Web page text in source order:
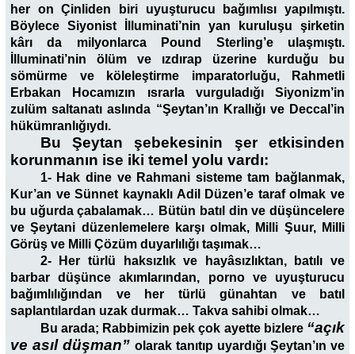
her on Çinliden biri uyuşturucu bağımlısı yapılmıştı.
Böylece Siyonist İlluminati’nin yan kuruluşu şirketin
kârı da milyonlarca Pound Sterling’e ulaşmıştı.
İlluminati’nin ölüm ve ızdırap üzerine kurduğu bu
sömürme ve köleleştirme imparatorluğu, Rahmetli
Erbakan Hocamızın ısrarla vurguladığı Siyonizm’in
zulüm saltanatı aslında “Şeytan’ın Krallığı ve Deccal’in
hükümranlığıydı.
Bu Şeytan şebekesinin şer etkisinden
korunmanın ise iki temel yolu vardı:
1- Hak dine ve Rahmani sisteme tam bağlanmak,
Kur’an ve Sünnet kaynaklı Adil Düzen’e taraf olmak ve
bu uğurda çabalamak… Bütün batıl din ve düşüncelere
ve Şeytani düzenlemelere karşı olmak, Milli Şuur, Milli
Görüş ve Milli Çözüm duyarlılığı taşımak…
2- Her türlü haksızlık ve hayâsızlıktan, batılı ve
barbar düşünce akımlarından, porno ve uyuşturucu
bağımlılığından ve her türlü günahtan ve batıl
saplantılardan uzak durmak… Takva sahibi olmak…
Bu arada; Rabbimizin pek çok ayette bizlere “açık
ve asıl düşman” olarak tanıtıp uyardığı Şeytan’ın ve